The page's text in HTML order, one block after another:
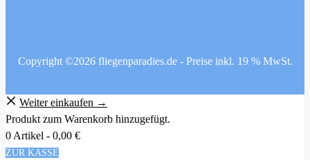
Copyright ©2026 fliegenparadies.de - Preise inkl. 19 % MwSt.
Weiter einkaufen →
Produkt zum Warenkorb hinzugefügt.
0 Artikel - 0,00 €
ZUR KASSE